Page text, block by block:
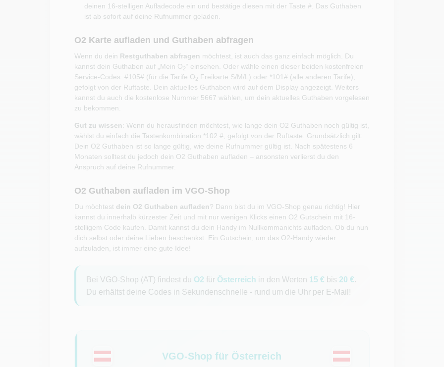
deinen 16-stelligen Aufladecode ein und bestätige diesen mit der Taste #. Das Guthaben
ist ab sofort auf deine Rufnummer geladen.
O2 Karte aufladen und Guthaben abfragen
Wenn du dein Restguthaben abfragen möchtest, ist auch das ganz einfach möglich. Du
kannst dein Guthaben auf „Mein O2“ einsehen. Oder wähle einen dieser beiden kostenfreien
Service-Codes: #105# (für die Tarife O2 Freikarte S/M/L) oder *101# (alle anderen Tarife),
gefolgt von der Ruftaste. Dein aktuelles Guthaben wird auf dem Display angezeigt. Weiters
kannst du auch die kostenlose Nummer 5667 wählen, um dein aktuelles Guthaben vorgelesen
zu bekommen.
Gut zu wissen: Wenn du herausfinden möchtest, wie lange dein O2 Guthaben noch gültig ist,
wählst du einfach die Tastenkombination *102 #, gefolgt von der Ruftaste. Grundsätzlich gilt:
Dein O2 Guthaben ist so lange gültig, wie deine Rufnummer gültig ist. Nach spätestens 6
Monaten solltest du jedoch dein O2 Guthaben aufladen – ansonsten verlierst du den
Anspruch auf deine Rufnummer.
O2 Guthaben aufladen im VGO-Shop
Du möchtest dein O2 Guthaben aufladen? Dann bist du im VGO-Shop genau richtig! Hier
kannst du innerhalb kürzester Zeit und mit nur wenigen Klicks einen O2 Gutschein mit 16-
stelligem Code kaufen. Damit kannst du dein Handy im Nullkommanichts aufladen. Ob du nun
dich selbst oder deine Lieben beschenkst: Ein Gutschein, um das O2-Handy wieder
aufzuladen, ist immer eine gute Idee!
Bei VGO-Shop (AT) findest du O2 für Österreich in den Werten 15 € bis 20 €.
Du erhältst deine Codes in Sekundenschnelle - rund um die Uhr per E-Mail!
VGO-Shop für Österreich